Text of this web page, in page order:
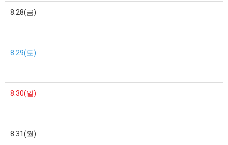
8.28(금)
8.29(토)
8.30(일)
8.31(월)